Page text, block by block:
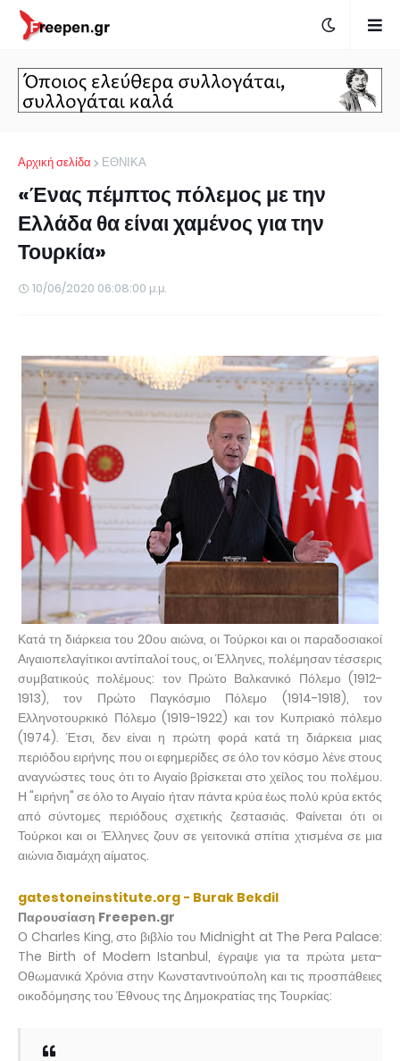
Αρχική σελίδα ΕΘΝΙΚΑ
«Ένας πέμπτος πόλεμος με την
Ελλάδα θα είναι χαμένος για την
Τουρκία»
10/06/2020 06:08:00 μ.μ.
Κατά τη διάρκεια του 20ου αιώνα, οι Τούρκοι και οι παραδοσιακοί
Αιγαιοπελαγίτικοι αντίπαλοί τους, οι Έλληνες, πολέμησαν τέσσερις
συμβατικούς πολέμους: τον Πρώτο Βαλκανικό Πόλεμο (1912-
1913), τον Πρώτο Παγκόσμιο Πόλεμο (1914-1918), τον
Ελληνοτουρκικό Πόλεμο (1919-1922) και τον Κυπριακό πόλεμο
(1974). Έτσι, δεν είναι η πρώτη φορά κατά τη διάρκεια μιας
περιόδου ειρήνης που οι εφημερίδες σε όλο τον κόσμο λένε στους
αναγνώστες τους ότι το Αιγαίο βρίσκεται στο χείλος του πολέμου.
Η "ειρήνη" σε όλο το Αιγαίο ήταν πάντα κρύα έως πολύ κρύα εκτός
από σύντομες περιόδους σχετικής ζεστασιάς. Φαίνεται ότι οι
Τούρκοι και οι Έλληνες ζουν σε γειτονικά σπίτια χτισμένα σε μια
αιώνια διαμάχη αίματος.
gatestoneinstitute.org - Burak Bekdil
Παρουσίαση Freepen.gr
Ο Charles King, στο βιβλίο του Midnight at The Pera Palace:
The Birth of Modern Istanbul, έγραψε για τα πρώτα μετα-
Οθωμανικά Χρόνια στην Κωνσταντινούπολη και τις προσπάθειες
οικοδόμησης του Έθνους της Δημοκρατίας της Τουρκίας: